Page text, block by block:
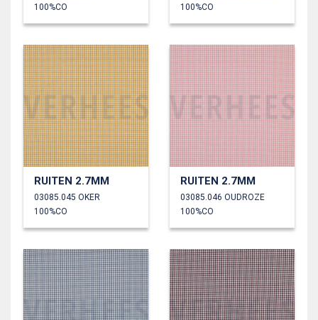
100%CO
100%CO
RUITEN 2.7MM
03085.045 OKER
100%CO
RUITEN 2.7MM
03085.046 OUDROZE
100%CO